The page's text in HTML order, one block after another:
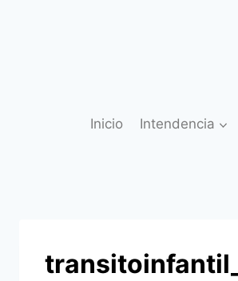
Inicio Intendencia